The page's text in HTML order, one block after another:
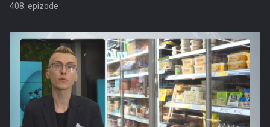
408. epizode